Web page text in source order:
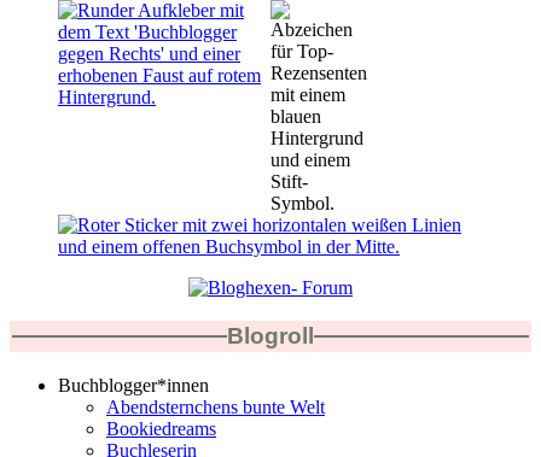
Blogroll
Buchblogger*innen
Abendsternchens bunte Welt
Bookiedreams
Buchleserin